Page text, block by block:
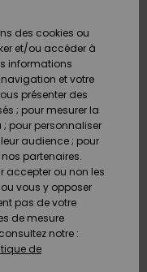
des cookies ou
et/ou accéder à
informations
et votre
présenter des
; pour mesurer la
pour personnaliser
audience ; pour
partenaires.
accepter ou non les
vous y opposer
pas de votre
de mesure
notre :
de